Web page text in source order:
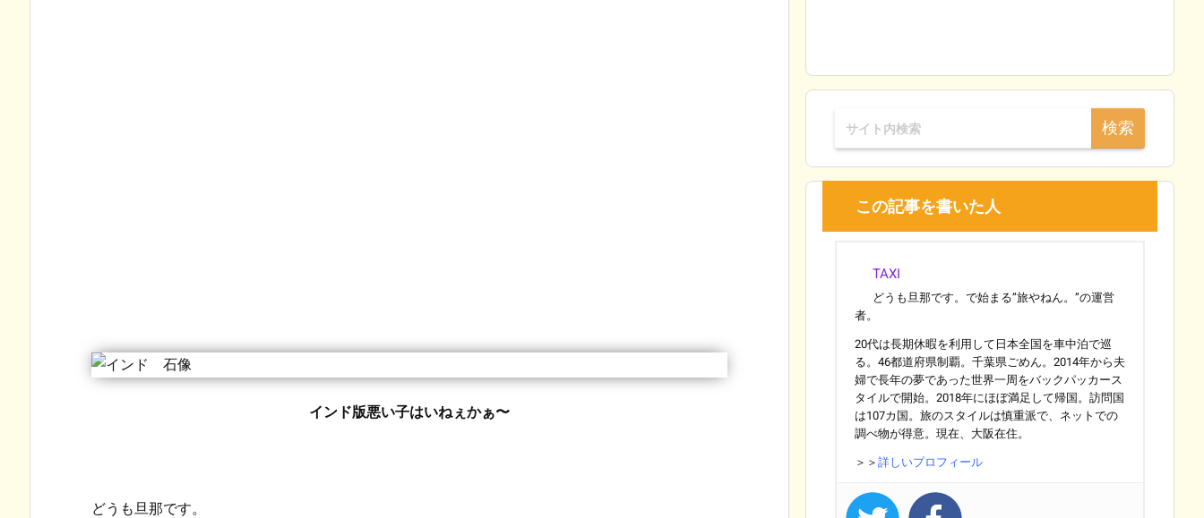
インド版悪い子はいねぇかぁ〜
どうも旦那です。
この記事を書いた人
TAXI
どうも旦那です。で始まる”旅やねん。”の運営
者。
20代は長期休暇を利用して日本全国を車中泊で巡
る。46都道府県制覇。千葉県ごめん。2014年から夫
婦で長年の夢であった世界一周をバックパッカース
タイルで開始。2018年にほぼ満足して帰国。訪問国
は107カ国。旅のスタイルは慎重派で、ネットでの
調べ物が得意。現在、大阪在住。
＞＞ 詳しいプロフィール